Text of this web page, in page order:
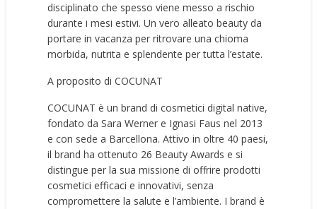
disciplinato che spesso viene messo a rischio
durante i mesi estivi. Un vero alleato beauty da
portare in vacanza per ritrovare una chioma
morbida, nutrita e splendente per tutta l’estate.
A proposito di COCUNAT
COCUNAT è un brand di cosmetici digital native,
fondato da Sara Werner e Ignasi Faus nel 2013
e con sede a Barcellona. Attivo in oltre 40 paesi,
il brand ha ottenuto 26 Beauty Awards e si
distingue per la sua missione di offrire prodotti
cosmetici efficaci e innovativi, senza
compromettere la salute e l’ambiente. I brand è